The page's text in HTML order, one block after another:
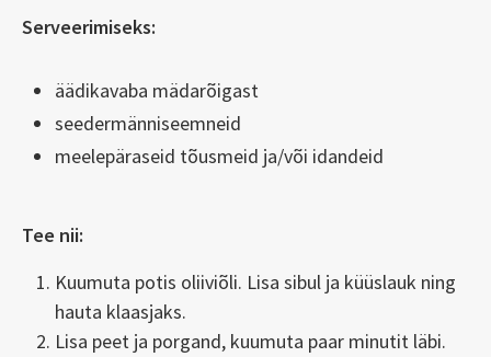
Serveerimiseks:
äädikavaba mädarõigast
seedermänniseemneid
meelepäraseid tõusmeid ja/või idandeid
Tee nii:
Kuumuta potis oliiviõli. Lisa sibul ja küüslauk ning
hauta klaasjaks.
Lisa peet ja porgand, kuumuta paar minutit läbi.